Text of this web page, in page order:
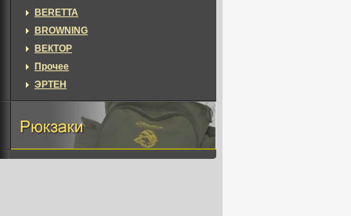
BERETTA
BROWNING
ВЕКТОР
Прочее
ЭРТЕН